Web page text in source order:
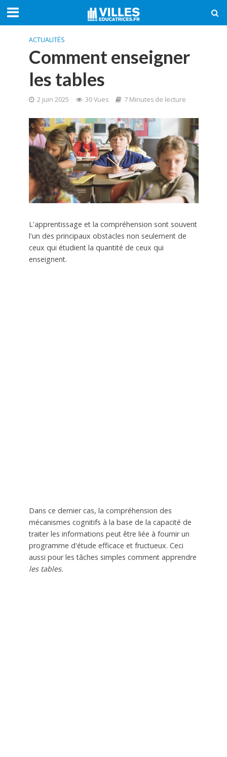
ACTUALITÉS
Comment enseigner
les tables
2 juin 2025 30 Vues 7 Minutes de lecture
L'apprentissage et la compréhension sont souvent
l'un des principaux obstacles non seulement de
ceux qui étudient la quantité de ceux qui
enseignent.
Dans ce dernier cas, la compréhension des
mécanismes cognitifs à la base de la capacité de
traiter les informations peut être liée à fournir un
programme d'étude efficace et fructueux. Ceci
aussi pour les tâches simples comment apprendre
les tables.